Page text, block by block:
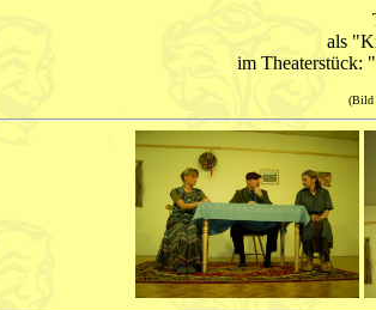
als
im Theaterstück:
(Bild